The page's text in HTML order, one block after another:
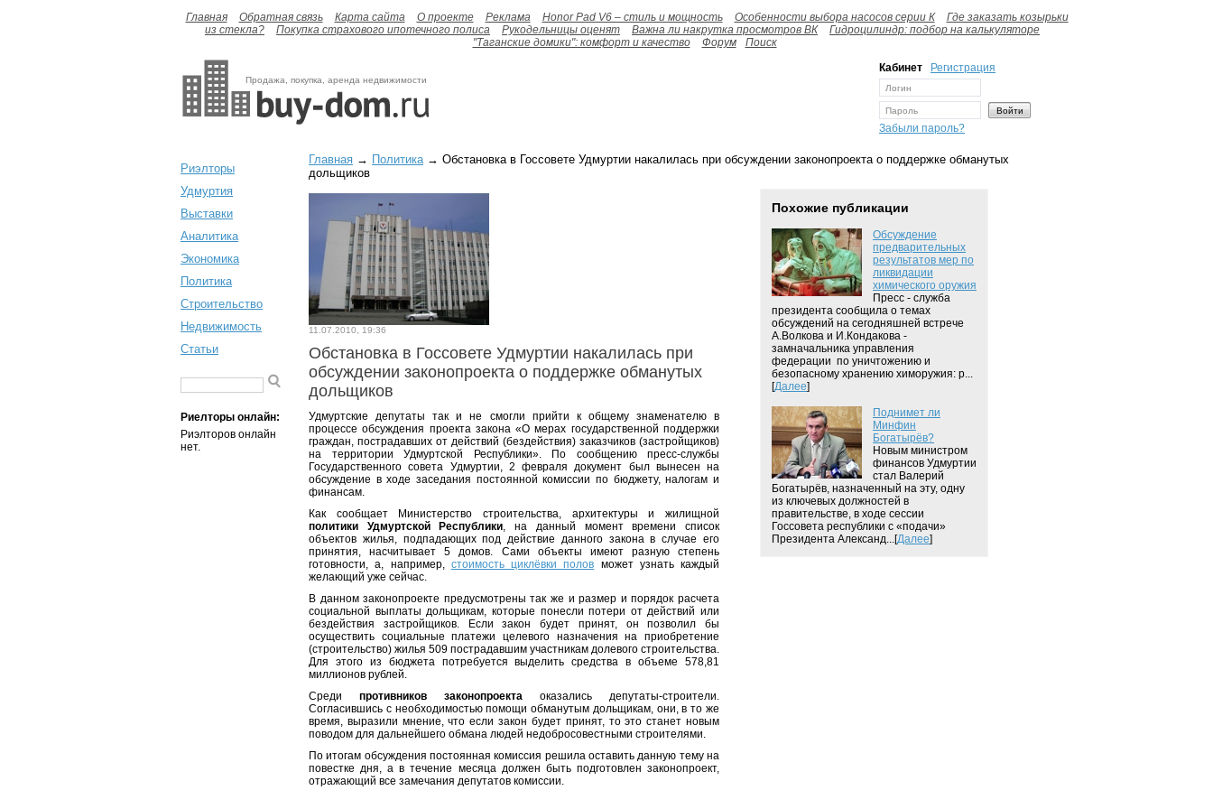
Главная Обратная связь Карта сайта О проекте Реклама Honor Pad V6 – стиль и мощность Особенности выбора насосов серии К
Где заказать козырьки
из стекла?
Покупка страхового ипотечного полиса Рукодельницы оценят Важна ли накрутка просмотров ВК
Гидроцилиндр: подбор на калькуляторе
"Таганские домики": комфорт и качество
Форум Поиск
Продажа, покупка, аренда недвижимости
Кабинет Регистрация
Забыли пароль?
Риэлторы
Удмуртия
Выставки
Аналитика
Экономика
Политика
Строительство
Недвижимость
Статьи
Риелторы онлайн:
Риэлторов онлайн
нет.
Главная → Политика→ Обстановка в Госсовете Удмуртии накалилась при обсуждении законопроекта о поддержке обманутых
дольщиков
11.07.2010, 19:36
Обстановка в Госсовете Удмуртии накалилась при
обсуждении законопроекта о поддержке обманутых
дольщиков
Удмуртские депутаты так и не смогли прийти к общему знаменателю в
процессе обсуждения проекта закона «О мерах государственной поддержки
граждан, пострадавших от действий (бездействия) заказчиков (застройщиков)
на территории Удмуртской Республики». По сообщению пресс-службы
Государственного совета Удмуртии, 2 февраля документ был вынесен на
обсуждение в ходе заседания постоянной комиссии по бюджету, налогам и
финансам.
Как сообщает Министерство строительства, архитектуры и жилищной
политики Удмуртской Республики, на данный момент времени список
объектов жилья, подпадающих под действие данного закона в случае его
принятия, насчитывает 5 домов. Сами объекты имеют разную степень
готовности, а, например, стоимость циклёвки полов может узнать каждый
желающий уже сейчас.
В данном законопроекте предусмотрены так же и размер и порядок расчета
социальной выплаты дольщикам, которые понесли потери от действий или
бездействия застройщиков. Если закон будет принят, он позволил бы
осуществить социальные платежи целевого назначения на приобретение
(строительство) жилья 509 пострадавшим участникам долевого строительства.
Для этого из бюджета потребуется выделить средства в объеме 578,81
миллионов рублей.
Среди противников законопроекта оказались депутаты-строители.
Согласившись с необходимостью помощи обманутым дольщикам, они, в то же
время, выразили мнение, что если закон будет принят, то это станет новым
поводом для дальнейшего обмана людей недобросовестными строителями.
По итогам обсуждения постоянная комиссия решила оставить данную тему на
повестке дня, а в течение месяца должен быть подготовлен законопроект,
отражающий все замечания депутатов комиссии.
Похожие публикации
Обсуждение
предварительных
результатов мер по
ликвидации
химического оружия
Пресс - служба
президента сообщила о темах
обсуждений на сегодняшней встрече
А.Волкова и И.Кондакова -
замначальника управления
федерации по уничтожению и
безопасному хранению химоружия: р...
[Далее]
Поднимет ли
Минфин
Богатырёв?
Новым министром
финансов Удмуртии
стал Валерий
Богатырёв, назначенный на эту, одну
из ключевых должностей в
правительстве, в ходе сессии
Госсовета республики с «подачи»
Президента Александ...[Далее]